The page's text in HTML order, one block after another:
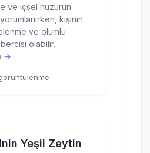
ve içsel huzurun
kişinin
ve olumlu
olabilir.
→
Yeşil Zeytin